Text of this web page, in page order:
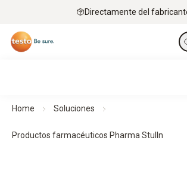
Directamente del
Home Soluciones
Productos farmacéuticos Pharma Stulln